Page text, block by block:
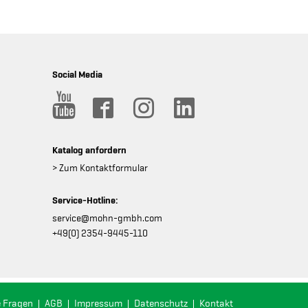
Social Media
Katalog anfordern
> Zum Kontaktformular
Service-Hotline:
service@mohn-gmbh.com
+49(0) 2354-9445-110
Fragen AGB Impressum Datenschutz Kontakt